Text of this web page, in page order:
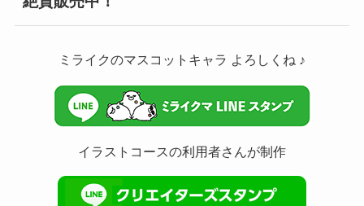
ミライクのマスコットキャラ よろしくね ♪
イラストコースの利用者さんが制作